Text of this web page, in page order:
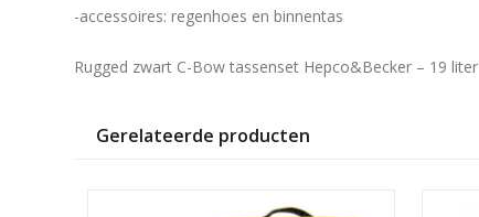
-accessoires: regenhoes en binnentas
Rugged zwart C-Bow tassenset Hepco&Becker – 19 liter
Gerelateerde producten